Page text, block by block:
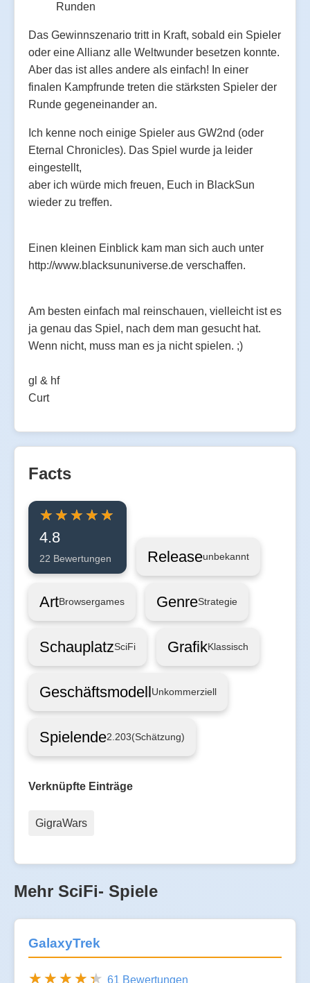
Runden
Das Gewinnszenario tritt in Kraft, sobald ein Spieler
oder eine Allianz alle Weltwunder besetzen konnte.
Aber das ist alles andere als einfach! In einer
finalen Kampfrunde treten die stärksten Spieler der
Runde gegeneinander an.
Ich kenne noch einige Spieler aus GW2nd (oder
Eternal Chronicles). Das Spiel wurde ja leider
eingestellt,
aber ich würde mich freuen, Euch in BlackSun
wieder zu treffen.
Einen kleinen Einblick kam man sich auch unter
http://www.blacksununiverse.de verschaffen.
Am besten einfach mal reinschauen, vielleicht ist es
ja genau das Spiel, nach dem man gesucht hat.
Wenn nicht, muss man es ja nicht spielen. ;)
gl & hf
Curt
Facts
4.8
22 Bewertungen Releaseunbekannt
ArtBrowsergames GenreStrategie
SchauplatzSciFi GrafikKlassisch
GeschäftsmodellUnkommerziell
Spielende2.203(Schätzung)
Verknüpfte Einträge
GigraWars
Mehr SciFi- Spiele
GalaxyTrek
61 Bewertungen